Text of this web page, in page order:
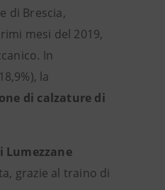
di Brescia,
mesi del 2019,
In
la
di calzature di
Lumezzane
grazie al traino di